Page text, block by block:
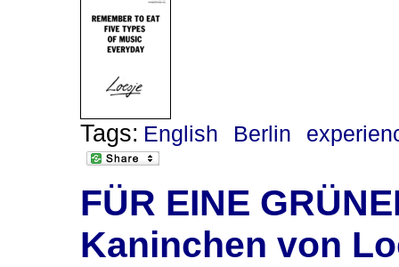
Tags: English Berlin
FÜR EINE
Kaninchen von